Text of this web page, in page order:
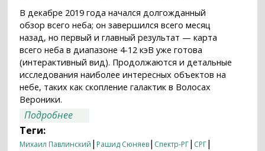
В декабре 2019 года начался долгожданный
обзор всего неба; он завершился всего месяц
назад, но первый и главный результат — карта
всего неба в диапазоне 4-12 кэВ уже готова
(интерактивный вид). Продолжаются и детальные
исследования наиболее интересных объектов на
небе, таких как скопление галактик в Волосах
Вероники.
Подробнее
Теги:
Михаил Павлинский | Рашид Сюняев| Спектр-РГ| СРГ|